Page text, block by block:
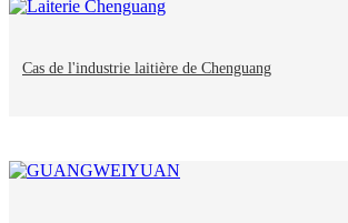
Cas de l'industrie laitière de Chenguang